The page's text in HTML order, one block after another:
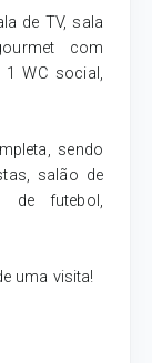
de TV, sala
com
1 WC social,
sendo
salão de
de futebol,
uma visita!